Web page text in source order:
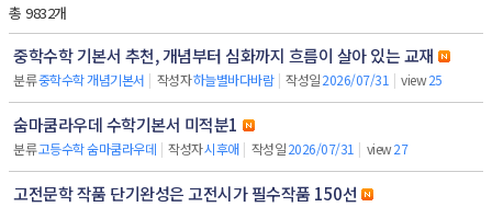
총 9832개
중학수학 기본서 추천, 개념부터 심화까지 흐름이 살아 있는 교재
분류중학수학 개념기본서 | 작성자하늘별바다바람 | 작성일2026/07/31 | view25
숨마쿰라우데 수학기본서 미적분1
분류고등수학 숨마쿰라우데 | 작성자시후애 | 작성일2026/07/31 | view27
고전문학 작품 단기완성은 고전시가 필수작품 150선